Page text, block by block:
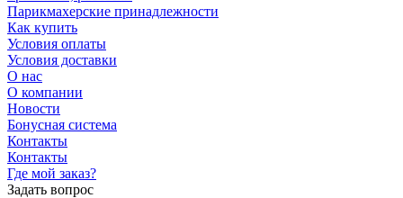
Парикмахерские принадлежности
Как купить
Условия оплаты
Условия доставки
О нас
О компании
Новости
Бонусная система
Контакты
Контакты
Где мой заказ?
Задать вопрос